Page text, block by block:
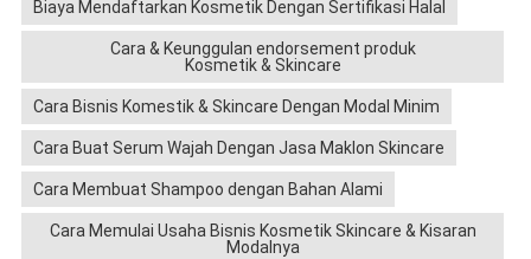
Biaya Mendaftarkan Kosmetik Dengan Sertifikasi Halal
Cara & Keunggulan endorsement produk
Kosmetik & Skincare
Cara Bisnis Komestik & Skincare Dengan Modal Minim
Cara Buat Serum Wajah Dengan Jasa Maklon Skincare
Cara Membuat Shampoo dengan Bahan Alami
Cara Memulai Usaha Bisnis Kosmetik Skincare & Kisaran
Modalnya